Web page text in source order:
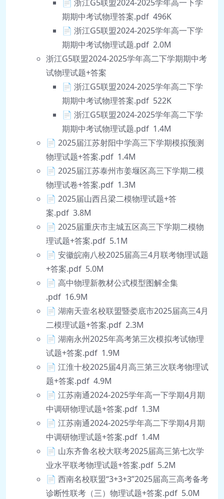
📄 浙江G5联盟2024-2025学年高一下学
期期中考试物理答案.pdf 496K
📄 浙江G5联盟2024-2025学年高一下学
期期中考试物理试题.pdf 2.0M
浙江G5联盟2024-2025学年高二下学期期中考
试物理试题+答案
📄 浙江G5联盟2024-2025学年高二下学
期期中考试物理答案.pdf 522K
📄 浙江G5联盟2024-2025学年高二下学
期期中考试物理试题.pdf 1.4M
📄 2025届江苏射阳中学高三下学期模拟预测
物理试题+答案.pdf 1.4M
📄 2025届江苏泰州市姜堰区高三下学期二模
物理试卷+答案.pdf 1.3M
📄 2025届山西吕梁二模物理试题+答
案.pdf 3.8M
📄 2025届重庆市主城五区高三下学期二模物
理试题+答案.pdf 5.1M
📄 安徽皖南八校2025届高三4月联考物理试题
+答案.pdf 5.0M
📄 高中物理新教材公式模型图解全集
.pdf 16.9M
📄 湖南天壹名校联盟暨娄底市2025届高三4月
二模理试题+答案.pdf 2.3M
📄 湖南永州2025年高考第三次模拟考试物理
试题+答案.pdf 1.9M
📄 江淮十校2025届4月高三第三次联考物理试
题+答案.pdf 4.9M
📄 江苏南通2024-2025学年高一下学期4月期
中调研物理试题+答案.pdf 1.3M
📄 江苏南通2024-2025学年高二下学期4月期
中调研物理试题+答案.pdf 1.4M
📄 山东齐鲁名校大联考2025届高三第七次学
业水平联考物理试题+答案.pdf 5.2M
📄 西南名校联盟“3+3+3”2025届高三高考备考
诊断性联考（三）物理试题+答案.pdf 5.0M